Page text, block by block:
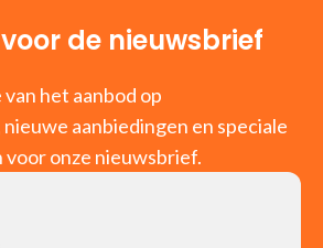
de nieuwsbrief
het aanbod op
aanbiedingen en speciale
voor onze nieuwsbrief.